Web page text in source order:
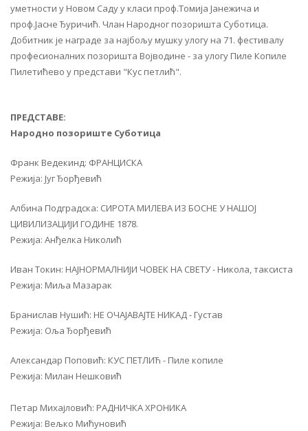
уметности у Новом Саду у класи проф.Томија Јанежича и
проф.Јасне Ђуричић. Члан Народног позоришта Суботица.
Добитник је награде за најбољу мушку улогу на 71. фестивалу
професионалних позоришта Војводине - за улогу Пиле Копиле
Пилетићево у представи "Кус петлић".
ПРЕДСТАВЕ:
Народно позориште Суботица
Франк Ведекинд: ФРАНЦИСКА
Режија: Југ Ђорђевић
Албина Подградска: СИРОТА МИЛЕВА ИЗ БОСНЕ У НАШОЈ
ЦИВИЛИЗАЦИЈИ ГОДИНЕ 1878.
Режија: Анђелка Николић
Иван Токин: НАЈНОРМАЛНИЈИ ЧОВЕК НА СВЕТУ - Никола, таксиста
Режија: Миља Мазарак
Бранислав Нушић: НЕ ОЧАЈАВАЈТЕ НИКАД - Густав
Режија: Оља Ђорђевић
Александар Поповић: КУС ПЕТЛИЋ - Пиле копиле
Режија: Милан Нешковић
Петар Михајловић: РАДНИЧКА ХРОНИКА
Режија: Вељко Мићуновић